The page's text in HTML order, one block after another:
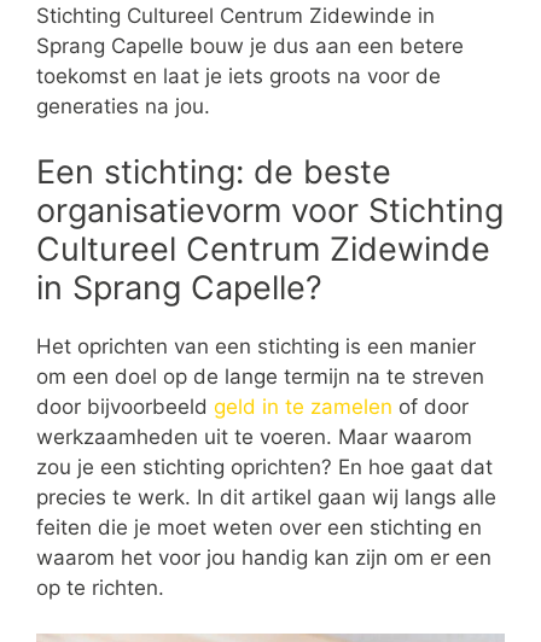
Stichting Cultureel Centrum Zidewinde in
Sprang Capelle bouw je dus aan een betere
toekomst en laat je iets groots na voor de
generaties na jou.
Een stichting: de beste
organisatievorm voor Stichting
Cultureel Centrum Zidewinde
in Sprang Capelle?
Het oprichten van een stichting is een manier
om een doel op de lange termijn na te streven
door bijvoorbeeld geld in te zamelen of door
werkzaamheden uit te voeren. Maar waarom
zou je een stichting oprichten? En hoe gaat dat
precies te werk. In dit artikel gaan wij langs alle
feiten die je moet weten over een stichting en
waarom het voor jou handig kan zijn om er een
op te richten.